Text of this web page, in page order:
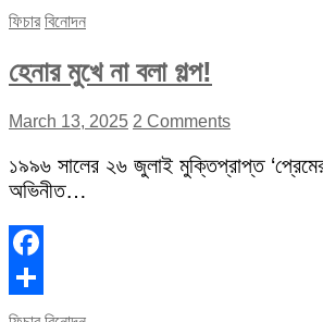
Share
ফিচার বিনোদন
হেনার মুখে না বলা গল্প!
March 13, 2025 2 Comments
১৯৯৬ সালের ২৬ জুলাই মুক্তিপ্রাপ্ত ‘প্রেমের
অভিনীত…
Facebook
Share